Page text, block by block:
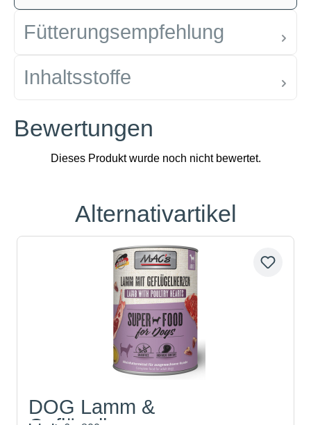
Fütterungsempfehlung
Inhaltsstoffe
Bewertungen
Produktgalerie überspringen
Alternativartikel
DOG Lamm &